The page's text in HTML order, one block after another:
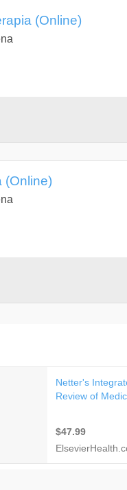
(Online)
(Online)